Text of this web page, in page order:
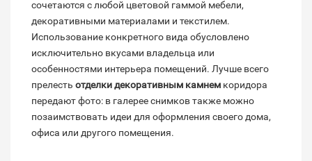
сочетаются с любой цветовой гаммой мебели,
декоративными материалами и текстилем.
Использование конкретного вида обусловлено
исключительно вкусами владельца или
особенностями интерьера помещений. Лучше всего
прелесть отделки декоративным камнем коридора
передают фото: в галерее снимков также можно
позаимствовать идеи для оформления своего дома,
офиса или другого помещения.